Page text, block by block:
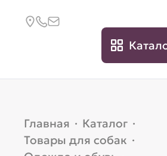
Главная · Каталог ·
Товары для собак ·